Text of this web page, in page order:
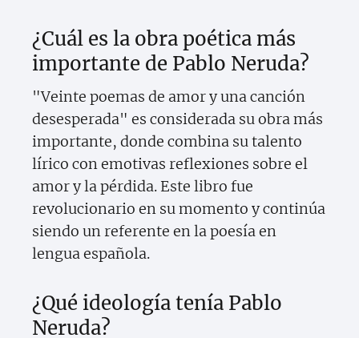
¿Cuál es la obra poética más
importante de Pablo Neruda?
"Veinte poemas de amor y una canción
desesperada" es considerada su obra más
importante, donde combina su talento
lírico con emotivas reflexiones sobre el
amor y la pérdida. Este libro fue
revolucionario en su momento y continúa
siendo un referente en la poesía en
lengua española.
¿Qué ideología tenía Pablo
Neruda?